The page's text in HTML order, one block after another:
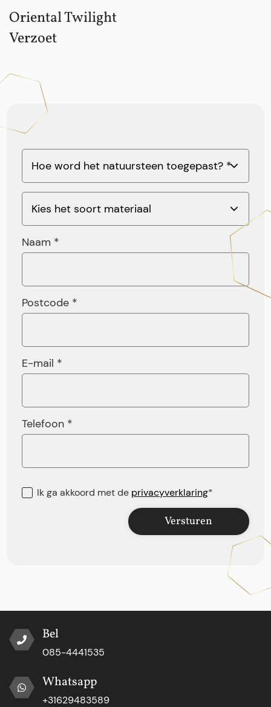
Oriental Twilight
Verzoet
Naam *
Postcode *
E-mail *
Telefoon *
Ik ga akkoord met de privacyverklaring*
Versturen
Bel
085-4441535
Whatsapp
+31629483589